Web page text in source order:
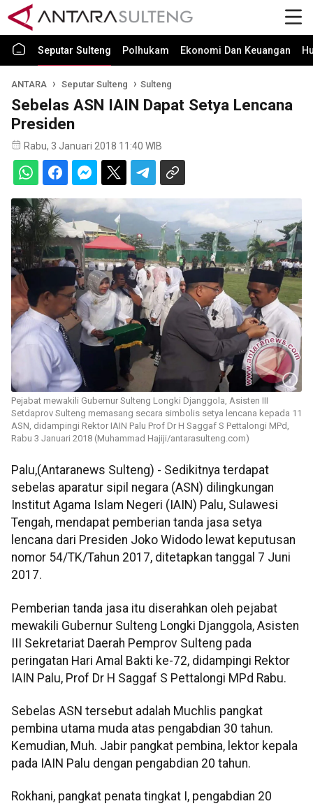
Seputar Sulteng Polhukam Ekonomi Dan Keuangan
ANTARA Seputar Sulteng Sulteng
Sebelas ASN IAIN Dapat Setya Lencana
Presiden
Rabu, 3 Januari 2018 11:40 WIB
Pejabat mewakili Gubernur Sulteng Longki Djanggola, Asisten III
Setdaprov Sulteng memasang secara simbolis setya lencana kepada 11
ASN, didampingi Rektor IAIN Palu Prof Dr H Saggaf S Pettalongi MPd,
Rabu 3 Januari 2018 (Muhammad Hajiji/antarasulteng.com)
Palu,(Antaranews Sulteng) - Sedikitnya terdapat
sebelas aparatur sipil negara (ASN) dilingkungan
Institut Agama Islam Negeri (IAIN) Palu, Sulawesi
Tengah, mendapat pemberian tanda jasa setya
lencana dari Presiden Joko Widodo lewat keputusan
nomor 54/TK/Tahun 2017, ditetapkan tanggal 7 Juni
2017.
Pemberian tanda jasa itu diserahkan oleh pejabat
mewakili Gubernur Sulteng Longki Djanggola, Asisten
III Sekretariat Daerah Pemprov Sulteng pada
peringatan Hari Amal Bakti ke-72, didampingi Rektor
IAIN Palu, Prof Dr H Saggaf S Pettalongi MPd Rabu.
Sebelas ASN tersebut adalah Muchlis pangkat
pembina utama muda atas pengabdian 30 tahun.
Kemudian, Muh. Jabir pangkat pembina, lektor kepala
pada IAIN Palu dengan pengabdian 20 tahun.
Rokhani, pangkat penata tingkat I, pengabdian 20